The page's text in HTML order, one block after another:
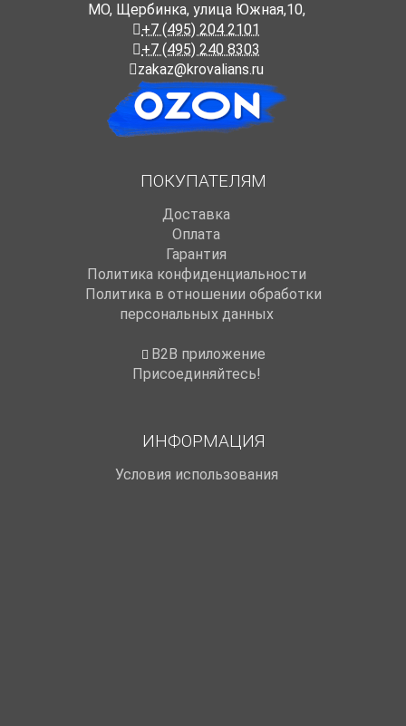
МО, Щербинка, улица Южная,10,
+7 (495) 204 2101
+7 (495) 240 8303
zakaz@krovalians.ru
ПОКУПАТЕЛЯМ
Доставка
Оплата
Гарантия
Политика конфиденциальности
Политика в отношении обработки
персональных данных
B2B приложение
Присоединяйтесь!
ИНФОРМАЦИЯ
Условия использования